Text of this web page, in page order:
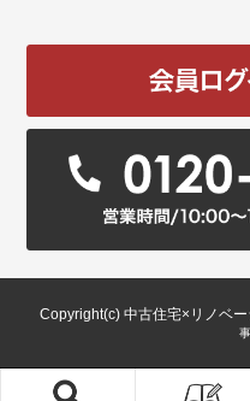
Copyright(c) 中古住宅×リノベ